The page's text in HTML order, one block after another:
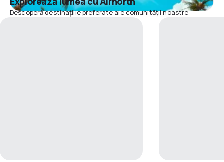
Descoperă destinațiile preferate ale comunității noastre